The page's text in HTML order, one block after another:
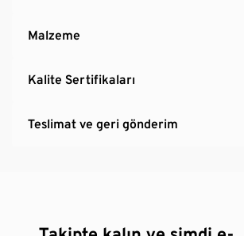
Malzeme
Kalite Sertifikaları
Teslimat ve geri gönderim